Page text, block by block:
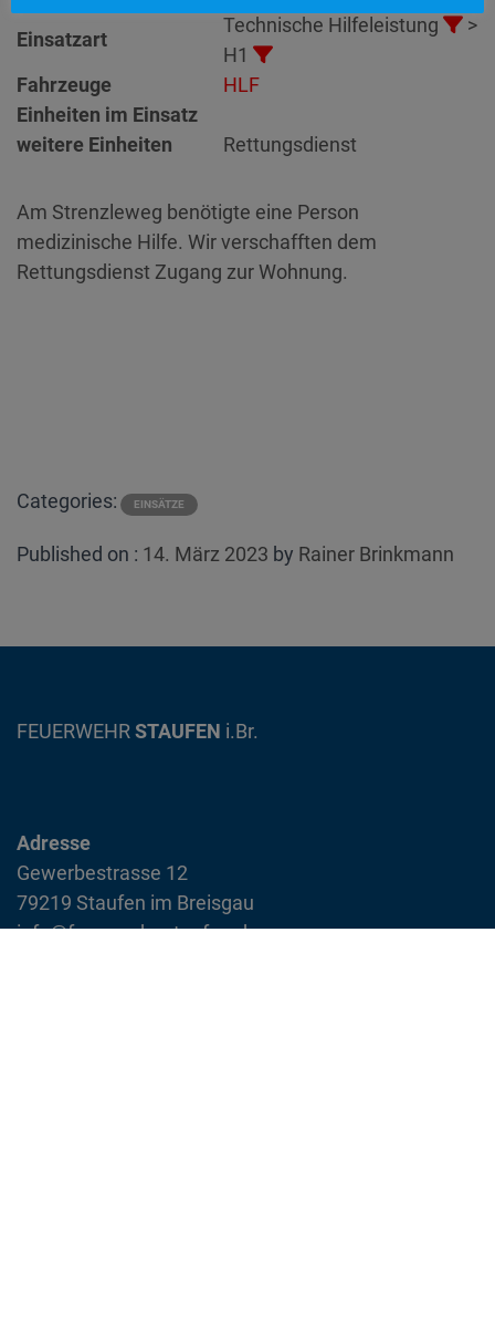
Einsatzart
Technische Hilfeleistung
>
H1
Fahrzeuge
HLF
Einheiten im Einsatz
weitere Einheiten
Rettungsdienst
Am Strenzleweg benötigte eine Person
medizinische Hilfe. Wir verschafften dem
Rettungsdienst Zugang zur Wohnung.
Categories: EINSÄTZE
Published on : Posted
14. März 2023 by Rainer Brinkmann
FEUERWEHRSTAUFEN i.Br.
Adresse
Gewerbestrasse 12
79219 Staufen im Breisgau
info@feuerwehr-staufen.de